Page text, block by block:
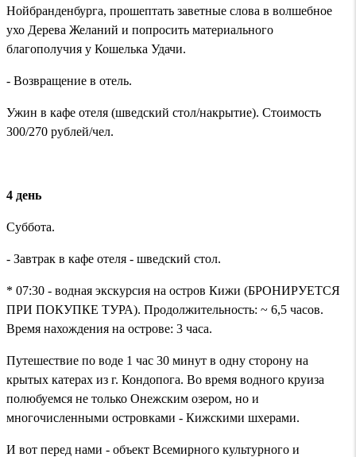
Нойбранденбурга, прошептать заветные слова в волшебное
ухо Дерева Желаний и попросить материального
благополучия у Кошелька Удачи.
- Возвращение в отель.
Ужин в кафе отеля (шведский стол/накрытие). Стоимость
300/270 рублей/чел.
4 день
Суббота.
- Завтрак в кафе отеля - шведский стол.
* 07:30 - водная экскурсия на остров Кижи (БРОНИРУЕТСЯ
ПРИ ПОКУПКЕ ТУРА). Продолжительность: ~ 6,5 часов.
Время нахождения на острове: 3 часа.
Путешествие по воде 1 час 30 минут в одну сторону на
крытых катерах из г. Кондопога. Во время водного круиза
полюбуемся не только Онежским озером, но и
многочисленными островками - Кижскими шхерами.
И вот перед нами - объект Всемирного культурного и